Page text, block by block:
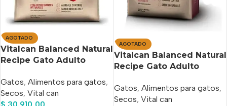
AGOTADO
Vitalcan Balanced Natural
Recipe Gato Adulto
Gatos, Alimentos para gatos,
Secos, Vital can
AGOTADO
Vitalcan Balanced Natural
Recipe Gato Adulto
Gatos, Alimentos para gatos,
Secos, Vital can